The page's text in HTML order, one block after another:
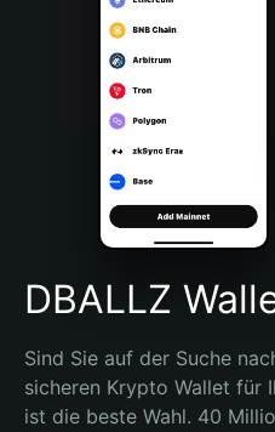
Português (Portugal)
Bahasa Indonesia
Português (Brasil)
Español (Argentina)
DBALLZ
Sind Sie auf der Suche
sicheren Krypto Wallet für
ist die beste Wahl. 40